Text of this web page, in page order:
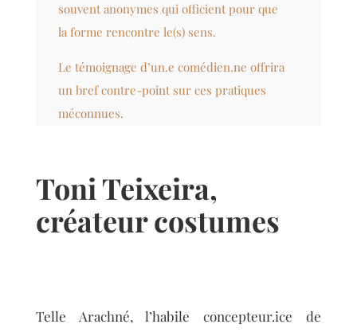
souvent anonymes qui officient pour que
la forme rencontre le(s) sens.
Le témoignage d’un.e comédien.ne offrira
un bref contre-point sur ces pratiques
méconnues.
Toni Teixeira,
créateur costumes
Telle Arachné, l’habile concepteur.ice de